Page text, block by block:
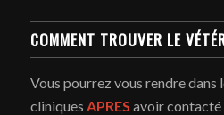
COMMENT TROUVER LE
Vous pourrez vous rendre dans
cliniques APRES avoir contacté